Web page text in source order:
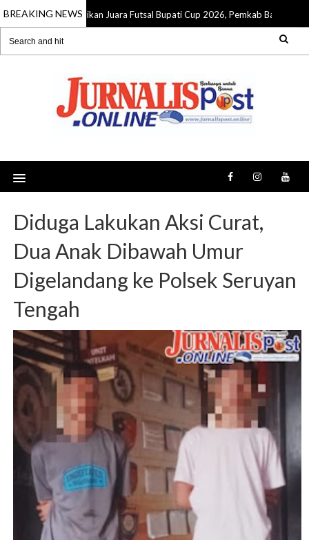
BREAKING NEWS
2026 Dinas Pendidikan Juara Futsal Bupati Cup 2026, Pemkab Barito
Diduga Lakukan Aksi Curat,
Dua Anak Dibawah Umur
Digelandang ke Polsek Seruyan
Tengah